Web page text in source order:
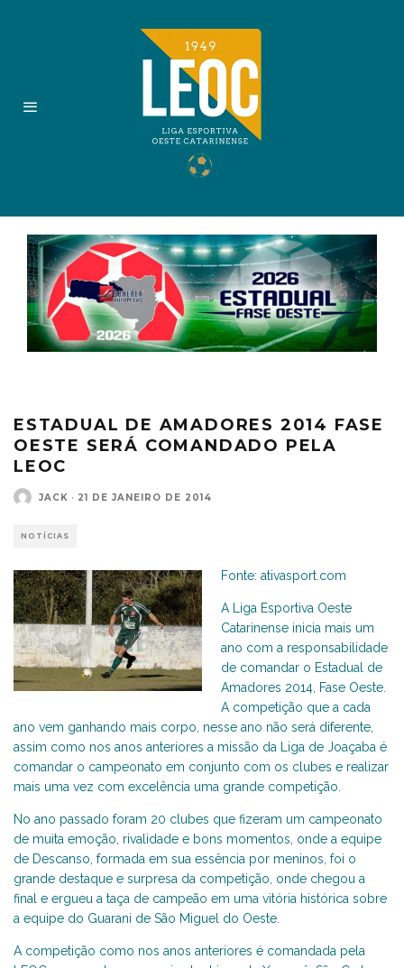
ESTADUAL DE AMADORES 2014 FASE
OESTE SERÁ COMANDADO PELA
LEOC
JACK · 21 DE JANEIRO DE 2014
NOTÍCIAS
Fonte: ativasport.com
A Liga Esportiva Oeste
Catarinense inicia mais um
ano com a responsabilidade
de comandar o Estadual de
Amadores 2014, Fase Oeste.
A competição que a cada
ano vem ganhando mais corpo, nesse ano não será diferente,
assim como nos anos anteriores a missão da Liga de Joaçaba é
comandar o campeonato em conjunto com os clubes e realizar
mais uma vez com excelência uma grande competição.
No ano passado foram 20 clubes que fizeram um campeonato
de muita emoção, rivalidade e bons momentos, onde a equipe
de Descanso, formada em sua essência por meninos, foi o
grande destaque e surpresa da competição, onde chegou a
final e ergueu a taça de campeão em uma vitória histórica sobre
a equipe do Guarani de São Miguel do Oeste.
A competição como nos anos anteriores é comandada pela